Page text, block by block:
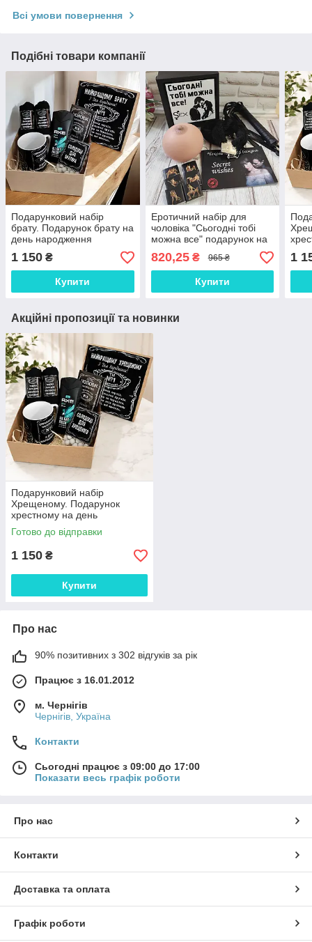
Всі умови повернення
Подібні товари компанії
Подарунковий набір
брату. Подарунок брату на
день народження
1 150 ₴
Купити
Еротичний набір для
чоловіка "Сьогодні тобі
можна все" подарунок на
народження
820,25₴ 965 ₴
Купити
1
Акційні пропозиції та новинки
Подарунковий набір
Хрещеному. Подарунок
хрестному на день
народження
Готово до відправки
1 150 ₴
Купити
Про нас
90% позитивних з 302 відгуків за рік
Працює з 16.01.2012
м. Чернігів
Чернігів, Україна
Контакти
Сьогодні працює з 09:00 до 17:00
Показати весь графік роботи
Про нас
Контакти
Доставка та оплата
Графік роботи